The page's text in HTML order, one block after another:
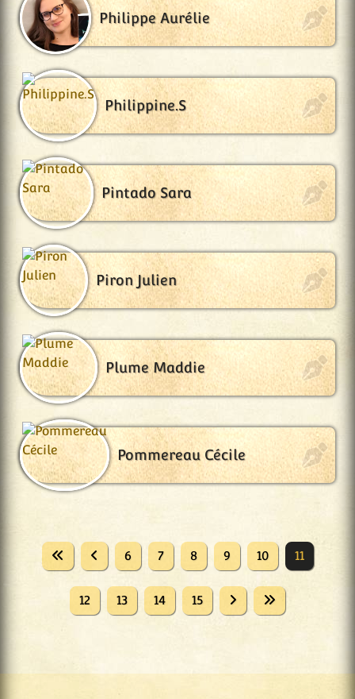
Philippe Aurélie
Philippine.S
Pintado Sara
Piron Julien
Plume Maddie
Pommereau Cécile
6 7 8 9 10 11
12 13 14 15